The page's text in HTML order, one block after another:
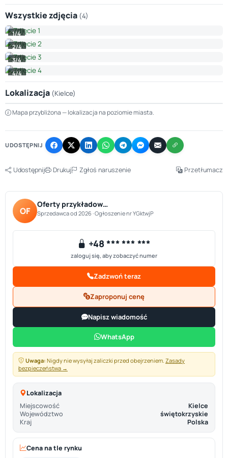
Wszystkie zdjęcia (4)
1/4
2/4
3/4
4/4
Lokalizacja (Kielce)
+
−
Mapa przybliżona — lokalizacja na poziomie miasta.
UDOSTĘPNIJ
Udostępnij Drukuj Zgłoś naruszenie Przetłumacz
OF
Oferty przykładow…
Sprzedawca od 2026 · Ogłoszenie nr YGktwjP
+48 *** *** ***
zaloguj się, aby zobaczyć numer
Zadzwoń teraz
Zaproponuj cenę
Napisz wiadomość
WhatsApp
Uwaga: Nigdy nie wysyłaj zaliczki przed obejrzeniem. Zasady
bezpieczeństwa →
Lokalizacja
Miejscowość
Kielce
Województwo
świętokrzyskie
Kraj
Polska
Cena na tle rynku